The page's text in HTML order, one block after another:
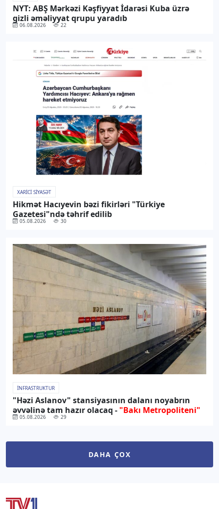
NYT: ABŞ Mərkəzi Kəşfiyyat İdarəsi Kuba üzrə
gizli əməliyyat qrupu yaradıb
06.08.2026 22
XARICI SIYASƏT
Hikmət Hacıyevin bəzi fikirləri "Türkiye
Gazetesi"ndə təhrif edilib
05.08.2026 30
İNFRASTRUKTUR
"Həzi Aslanov" stansiyasının dalanı noyabrın
əvvəlinə tam hazır olacaq - "Bakı Metropoliteni"
05.08.2026 29
DAHA ÇOX